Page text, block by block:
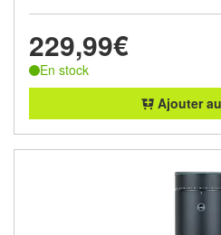
229,99€
En stock
Ajouter